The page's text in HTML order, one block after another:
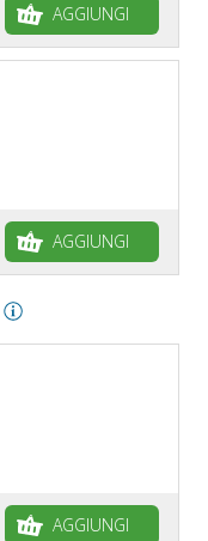
AGGIUNGI
AGGIUNGI
AGGIUNGI